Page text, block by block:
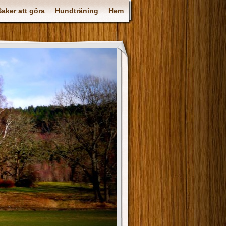
att göra Hundträning Hem